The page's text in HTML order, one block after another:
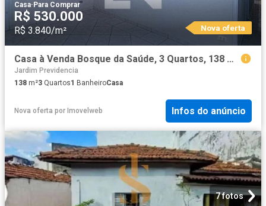
Casa· Para Comprar
R$ 530.000
R$ 3.840/m² Nova oferta
Casa à Venda Bosque da Saúde, 3 Quartos, 138 m² São Paulo
Jardim Previdencia
138 m²3 Quartos1 BanheiroCasa
Nova oferta por Imovelweb Infos do anúncio
7 fotos